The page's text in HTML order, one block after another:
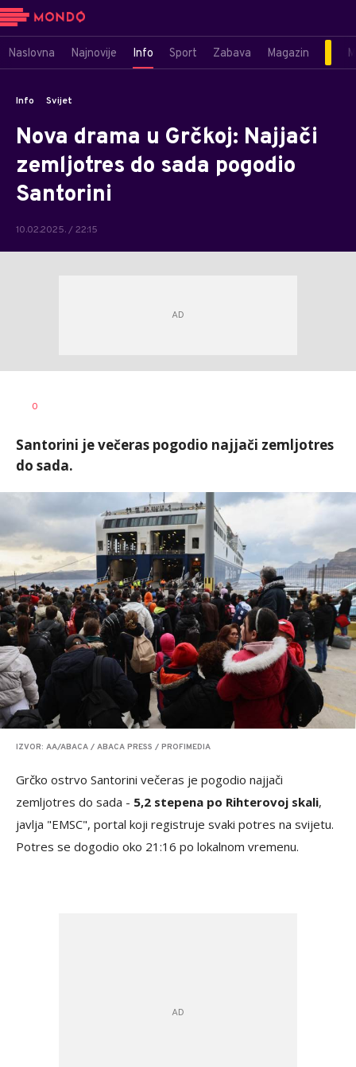
Naslovna Najnovije Info Sport Zabava Magazin
Info Svijet
Nova drama u Grčkoj: Najjači
zemljotres do sada pogodio
Santorini
10.02.2025. / 22:15
AUTOR
0
Santorini je večeras pogodio najjači zemljotres
do sada.
IZVOR: AA/ABACA / ABACA PRESS / PROFIMEDIA
Grčko ostrvo Santorini večeras je pogodio najjači
zemljotres do sada - 5,2 stepena po Rihterovoj skali,
javlja "EMSC", portal koji registruje svaki potres na svijetu.
Potres se dogodio oko 21:16 po lokalnom vremenu.